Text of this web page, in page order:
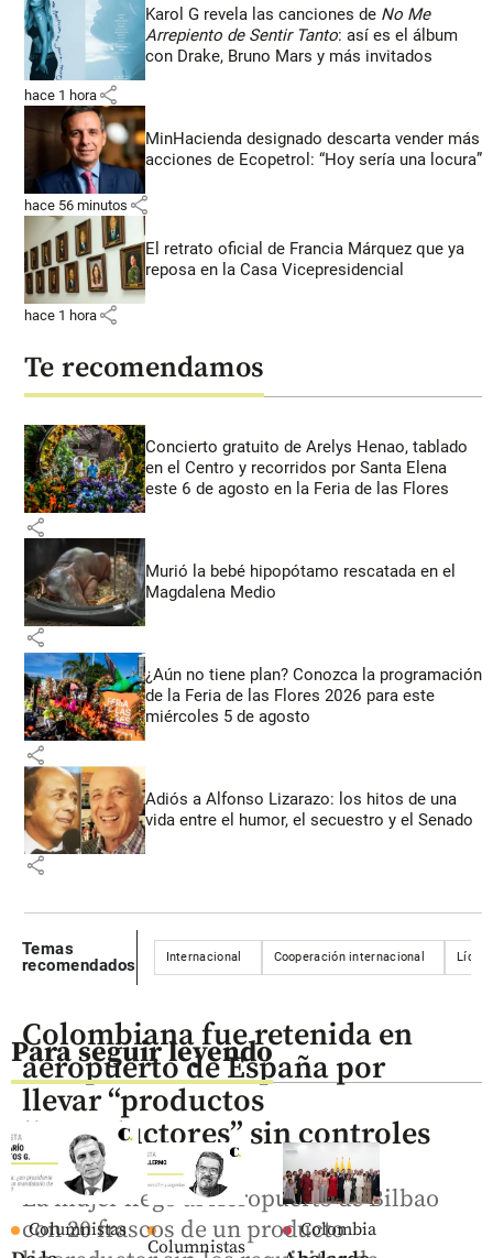
Karol G revela las canciones de No Me
Arrepiento de Sentir Tanto: así es el álbum
con Drake, Bruno Mars y más invitados
hace 1 hora share
MinHacienda designado descarta vender más
acciones de Ecopetrol: “Hoy sería una locura”
hace 56 minutos share
El retrato oficial de Francia Márquez que ya
reposa en la Casa Vicepresidencial
hace 1 hora share
Te recomendamos
Concierto gratuito de Arelys Henao, tablado
en el Centro y recorridos por Santa Elena
este 6 de agosto en la Feria de las Flores
share
Murió la bebé hipopótamo rescatada en el
Magdalena Medio
share
¿Aún no tiene plan? Conozca la programación
de la Feria de las Flores 2026 para este
miércoles 5 de agosto
share
Adiós a Alfonso Lizarazo: los hitos de una
vida entre el humor, el secuestro y el Senado
share
Temas
recomendados
Internacional Cooperación internacional
Para seguir leyendo
Columnistas
Columnistas
Colombia
Colombiana fue retenida en
aeropuerto de España por
llevar “productos
liporeductores” sin controles
La mujer llegó al Aeropuerto de Bilbao
con 20 frascos de un producto